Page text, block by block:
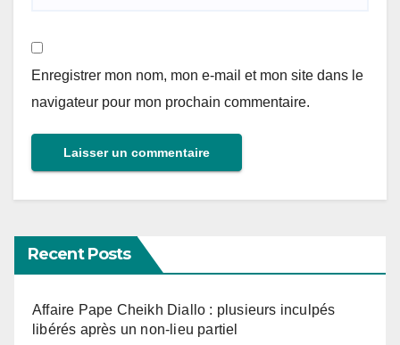
Enregistrer mon nom, mon e-mail et mon site dans le
navigateur pour mon prochain commentaire.
Recent Posts
Affaire Pape Cheikh Diallo : plusieurs inculpés
libérés après un non-lieu partiel